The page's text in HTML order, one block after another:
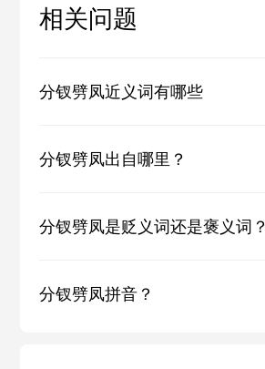
相关问题
分钗劈凤近义词有哪些
分钗劈凤出自哪里？
分钗劈凤是贬义词还是褒义词？
分钗劈凤拼音？